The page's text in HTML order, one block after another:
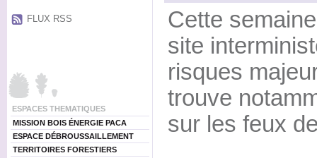
FLUX RSS
ESPACES THEMATIQUES
MISSION BOIS ÉNERGIE PACA
ESPACE DÉBROUSSAILLEMENT
TERRITOIRES FORESTIERS
Cette
site
risques
trouve
sur les feux